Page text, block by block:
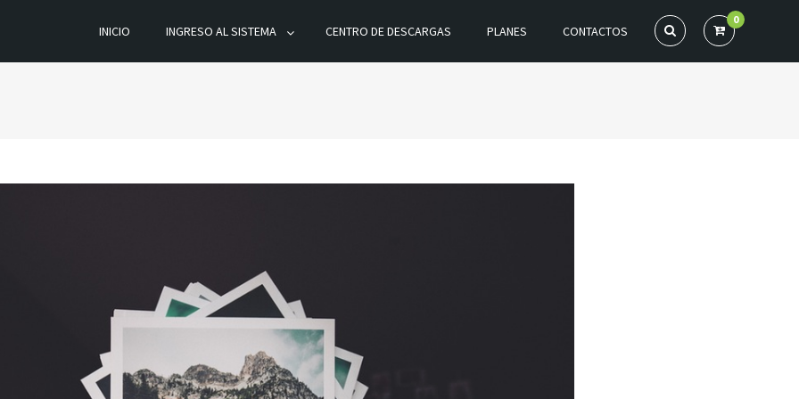
INICIO INGRESO AL SISTEMA CENTRO DE DESCARGAS PLANES CONTACTOS
0